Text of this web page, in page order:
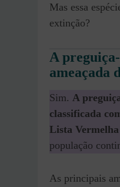
Mas essa
extinção?
A
ameaçada
Sim. A
classificada
Lista
população
As principais